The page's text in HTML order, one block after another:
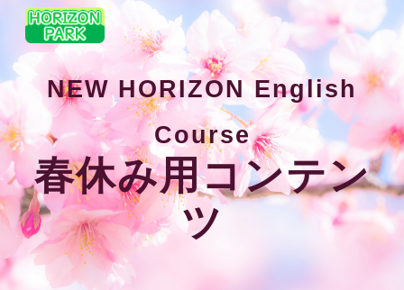
Skip to main content Skip to navigation
NEW HORIZON English
Course
春休み用コンテン
ツ